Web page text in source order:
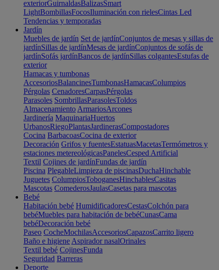
exteriorGuirnaldasBalizasSmart
LightBombillasFocosIluminación con rielesCintas Led
Tendencias y temporadas
Jardín
Muebles de jardín Set de jardínConjuntos de mesas y sillas de
jardínSillas de jardínMesas de jardínConjuntos de sofás de
jardínSofás jardínBancos de jardínSillas colgantesEstufas de
exterior
Hamacas y tumbonas
AccesoriosBalancinesTumbonasHamacasColumpios
Pérgolas CenadoresCarpasPérgolas
Parasoles SombrillasParasolesToldos
Almacenamiento ArmariosArcones
Jardinería MaquinariaHuertos
UrbanosRiegoPlantasJardinerasCompostadores
Cocina BarbacoasCocina de exterior
Decoración Grifos y fuentesEstatuasMacetasTermómetros y
estaciones metereológicasPanelesCesped Artificial
Textil Cojines de jardínFundas de jardín
Piscina PlegableLimpieza de piscinasDuchaHinchable
Juguetes ColumpiosToboganesHinchablesCasitas
Mascotas ComederosJaulasCasetas para mascotas
Bebé
Habitación bebé HumidificadoresCestasColchón para
bebéMuebles para habitación de bebéCunasCama
bebéDecoración bebé
Paseo CocheMochilasAccesoriosCapazosCarrito ligero
Baño e higiene Aspirador nasalOrinales
Textil bebé CojinesFunda
Seguridad Barreras
Deporte